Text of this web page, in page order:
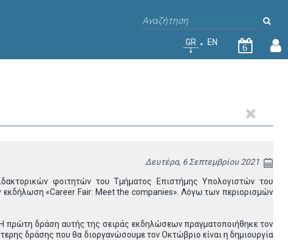
GR EN
6
Δευτέρα, 6 Σεπτεμβρίου 2021
φοιτητών του Τμήματος Επιστήμης Υπολογιστών του
εκδήλωση «Career Fair: Meet the companies». Λόγω των περιορισμών
πρώτη δράση αυτής της σειράς εκδηλώσεων πραγματοποιήθηκε τον
δράσης που θα διοργανώσουμε τον Οκτώβριο είναι η δημιουργία